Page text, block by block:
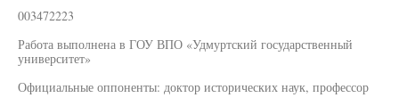
003472223
Работа выполнена в ГОУ ВПО «Удмуртский государственный
университет»
Официальные оппоненты: доктор исторических наук, профессор